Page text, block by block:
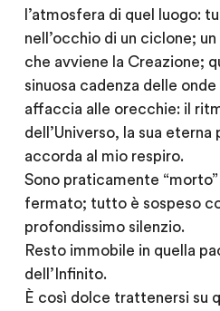
l’atmosfera di quel luogo:
nell’occhio di un ciclone;
che avviene la Creazione;
sinuosa cadenza delle onde
affaccia alle orecchie: il
dell’Universo, la sua eterna
accorda al mio respiro.
Sono praticamente
fermato; tutto è sospeso
profondissimo silenzio.
Resto immobile in quella
dell’Infinito.
È così dolce trattenersi su